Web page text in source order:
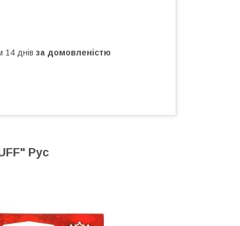
14 днів за домовленістю
Рус